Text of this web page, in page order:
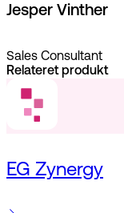
Jesper Vinther
Sales Consultant
Relateret produkt
EG Zynergy